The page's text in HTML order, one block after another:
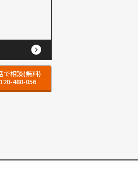
で相談(無料)
480-056